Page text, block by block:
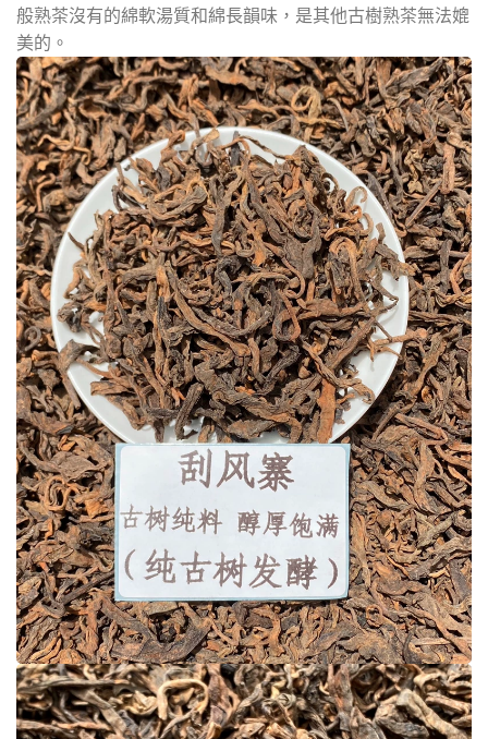
般熟茶沒有的綿軟湯質和綿長韻味，是其他古樹熟茶無法媲
美的。